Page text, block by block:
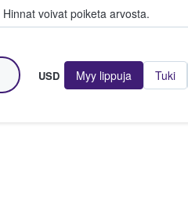
Hinnat voivat poiketa arvosta.
USD Myy lippuja Tuki